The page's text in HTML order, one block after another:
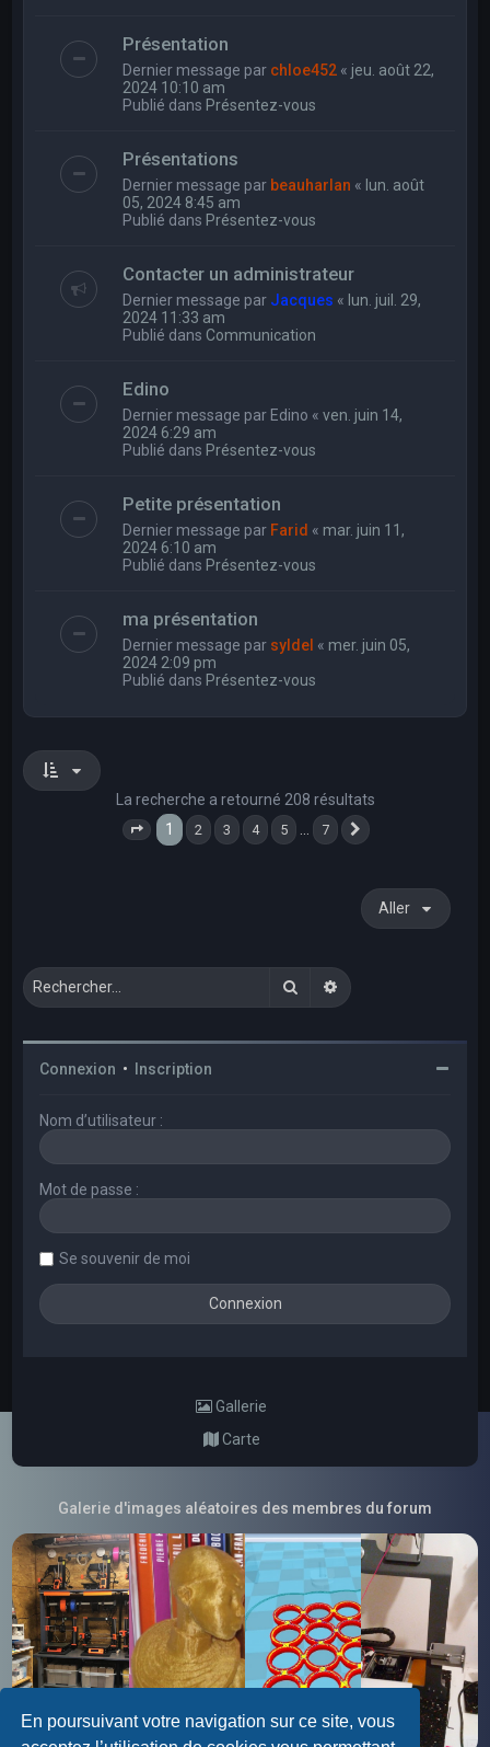
En poursuivant votre navigation sur ce site, vous
Présentation
Dernier message par chloe452 « jeu. août 22,
2024 10:10 am
Publié dans Présentez-vous
Présentations
Dernier message par beauharlan « lun. août
05, 2024 8:45 am
Publié dans Présentez-vous
Contacter un administrateur
Dernier message par Jacques « lun. juil. 29,
2024 11:33 am
Publié dans Communication
Edino
Dernier message par Edino «ven. juin 14,
2024 6:29 am
Publié dans Présentez-vous
Petite présentation
Dernier message par Farid « mar. juin 11,
2024 6:10 am
Publié dans Présentez-vous
ma présentation
Dernier message par syldel « mer. juin 05,
2024 2:09 pm
Publié dans Présentez-vous
La recherche a retourné 208 résultats
Page 1 sur
1 2 3 4 5 7
Aller
RechercherRecherche avancée
Connexion • Inscription
Nom d’utilisateur :
Mot de passe :
Se souvenir de moi
Gallerie
Carte
Galerie d'images aléatoires des membres du forum